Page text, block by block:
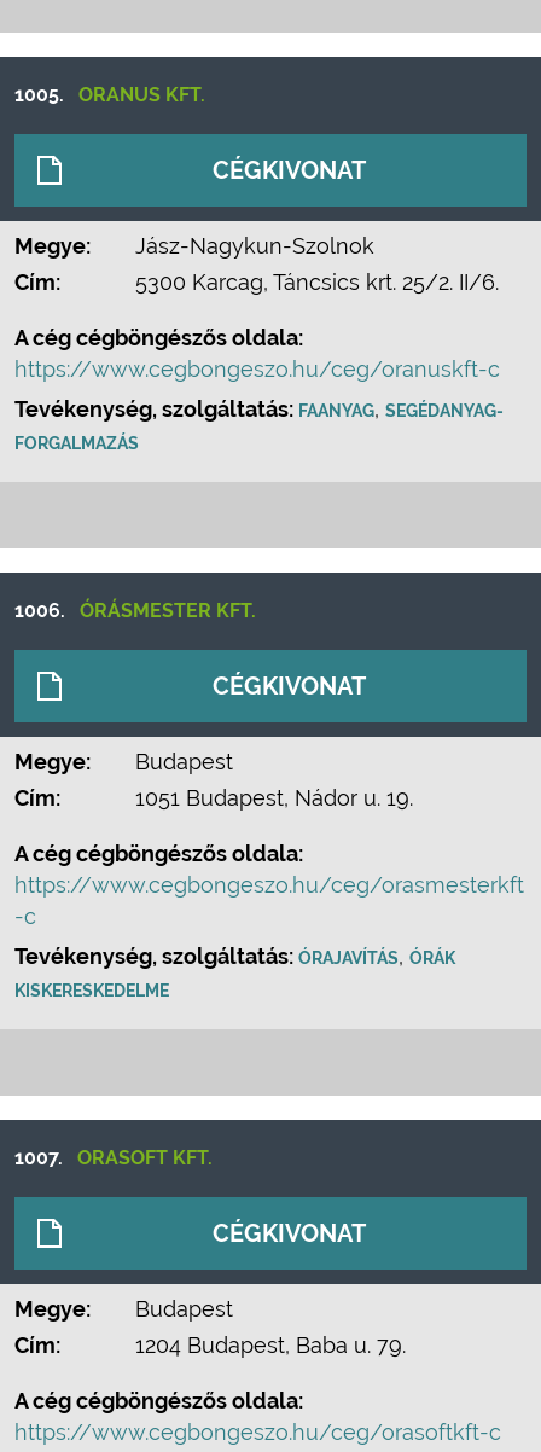
1005. ORANUS KFT.
CÉGKIVONAT
Megye:
Jász-Nagykun-Szolnok
Cím:
5300 Karcag, Táncsics krt. 25/2. II/6.
A cég cégböngészős oldala:
https://www.cegbongeszo.hu/ceg/oranuskft-c
Tevékenység, szolgáltatás: FAANYAG, SEGÉDANYAG-
FORGALMAZÁS
1006. ÓRÁSMESTER KFT.
CÉGKIVONAT
Megye:
Budapest
Cím:
1051 Budapest, Nádor u. 19.
A cég cégböngészős oldala:
https://www.cegbongeszo.hu/ceg/orasmesterkft
-c
Tevékenység, szolgáltatás: ÓRAJAVÍTÁS, ÓRÁK
KISKERESKEDELME
1007. ORASOFT KFT.
CÉGKIVONAT
Megye:
Budapest
Cím:
1204 Budapest, Baba u. 79.
A cég cégböngészős oldala:
https://www.cegbongeszo.hu/ceg/orasoftkft-c